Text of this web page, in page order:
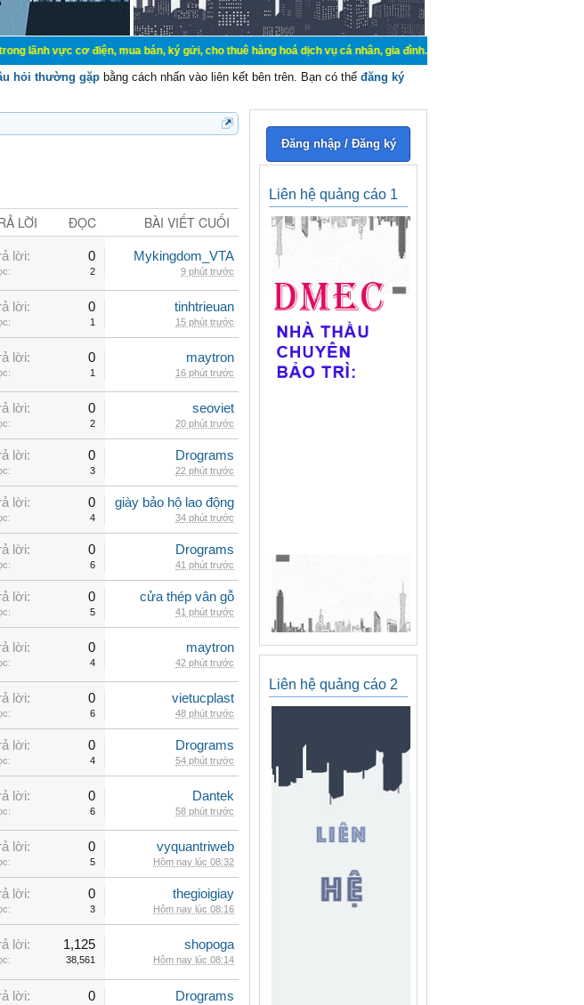
cơ điện, mua bán, ký gửi, cho thuê hàng hoá dịch vụ cá nhân, gia đình. Mua bán, ký gửi, cho thuê thiết bị hệ
hỏi thường gặp bằng cách nhấn vào liên kết bên trên. Bạn có thể đăng ký
LỜI ĐỌC BÀI VIẾT CUỐI
lời: 0
2
Mykingdom_VTA
9 phút trước
lời: 0
1
tinhtrieuan
15 phút trước
lời: 0
1
maytron
16 phút trước
lời: 0
2
seoviet
20 phút trước
lời: 0
3
Drograms
22 phút trước
lời: 0
4
giày bảo hộ lao động
34 phút trước
lời: 0
6
Drograms
41 phút trước
lời: 0
5
cửa thép vân gỗ
41 phút trước
lời: 0
4
maytron
42 phút trước
lời: 0
6
vietucplast
48 phút trước
lời: 0
4
Drograms
54 phút trước
lời: 0
6
Dantek
58 phút trước
lời: 0
5
vyquantriweb
Hôm nay lúc 08:32
lời: 0
3
thegioigiay
Hôm nay lúc 08:16
lời: 1,125
38,561
shopoga
Hôm nay lúc 08:14
lời: 0 Drograms
Đăng nhập / Đăng ký
Liên hệ quảng cáo 1
Liên hệ quảng cáo 2